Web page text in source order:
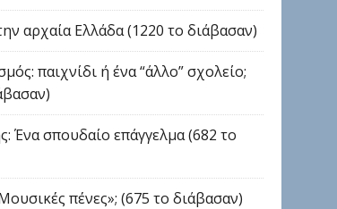
αρχαία Ελλάδα (1220 το διάβασαν)
παιχνίδι ή ένα “άλλο” σχολείο;
Ένα σπουδαίο επάγγελμα (682 το
πένες»; (675 το διάβασαν)